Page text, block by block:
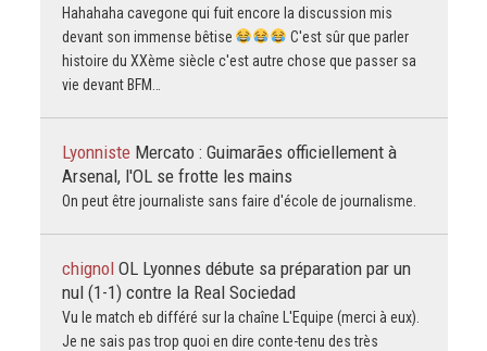
Hahahaha cavegone qui fuit encore la discussion mis
devant son immense bêtise
C'est sûr que parler
histoire du XXème siècle c'est autre chose que passer sa
vie devant BFM…
Lyonniste Mercato : Guimarães officiellement à
Arsenal, l'OL se frotte les mains
On peut être journaliste sans faire d'école de journalisme.
chignol OL Lyonnes débute sa préparation par un
nul (1-1) contre la Real Sociedad
Vu le match eb différé sur la chaîne L'Equipe (merci à eux).
Je ne sais pas trop quoi en dire conte-tenu des très